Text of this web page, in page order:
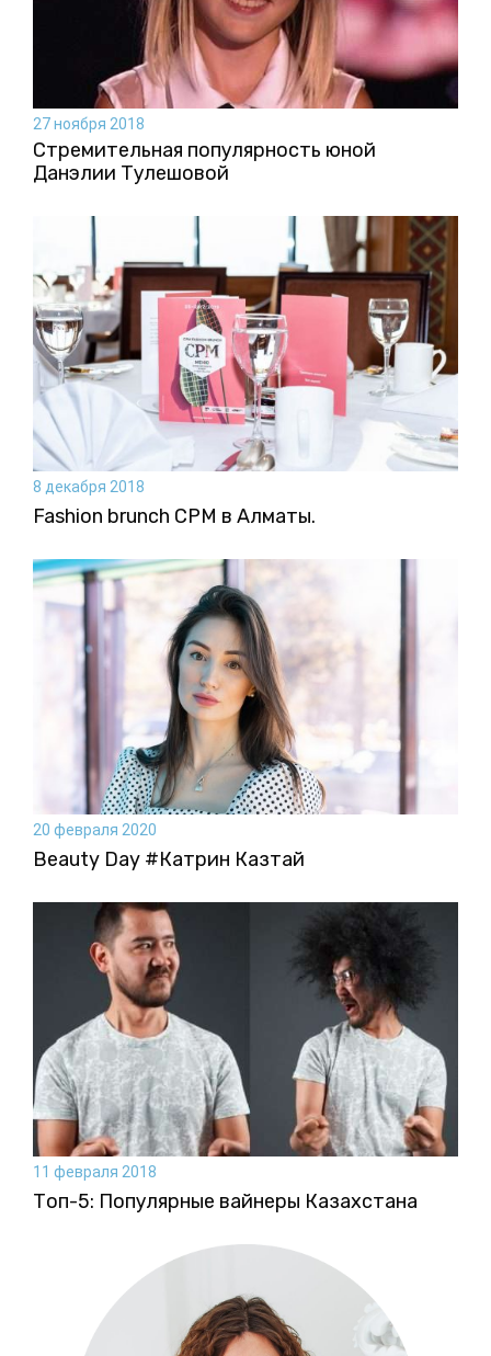
27 ноября 2018
Стремительная популярность юной
Данэлии Тулешовой
8 декабря 2018
Fashion brunch CPM в Алматы.
20 февраля 2020
Beauty Day #Катрин Казтай
11 февраля 2018
Топ-5: Популярные вайнеры Казахстана